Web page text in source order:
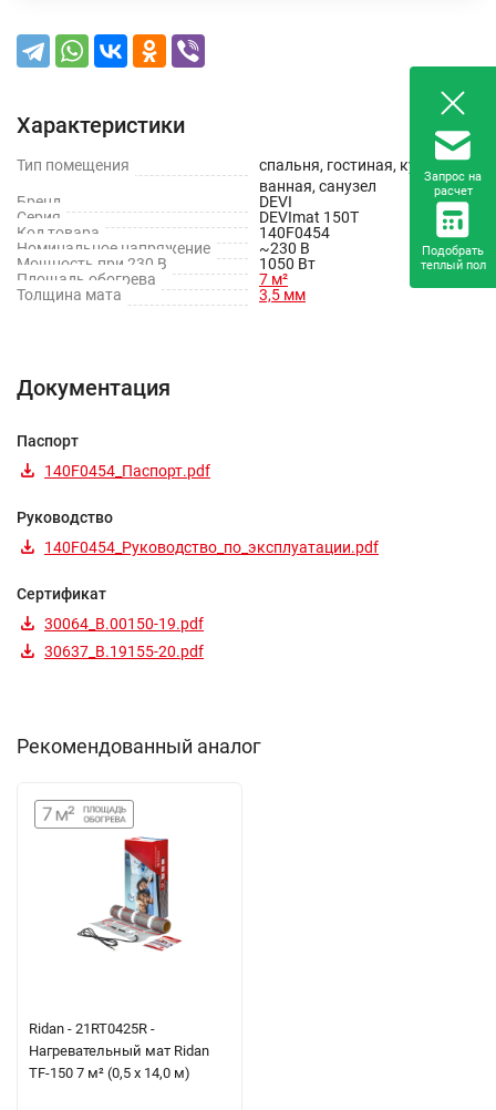
Характеристики
Тип помещения
спальня, гостиная, кухня,
ванная, санузел
Бренд
DEVI
Серия
DEVImat 150T
Код товара
140F0454
Номинальное напряжение
~230 В
Мощность при 230 В
1050 Вт
Площадь обогрева
7 м²
Толщина мата
3,5 мм
Документация
Паспорт
140F0454_Паспорт.pdf
Руководство
140F0454_Руководство_по_эксплуатации.pdf
Сертификат
30064_B.00150-19.pdf
30637_B.19155-20.pdf
Рекомендованный аналог
Ridan - 21RT0425R -
Нагревательный мат Ridan
TF-150 7 м² (0,5 х 14,0 м)
Запрос на
расчет
Подобрать
теплый пол